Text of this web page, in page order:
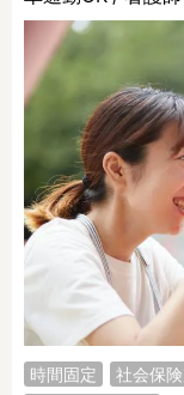
時間固定 社会保
雇用形態
職種
保育士
保育補助
放課後児童支
栄養士
調理補助
保育事務